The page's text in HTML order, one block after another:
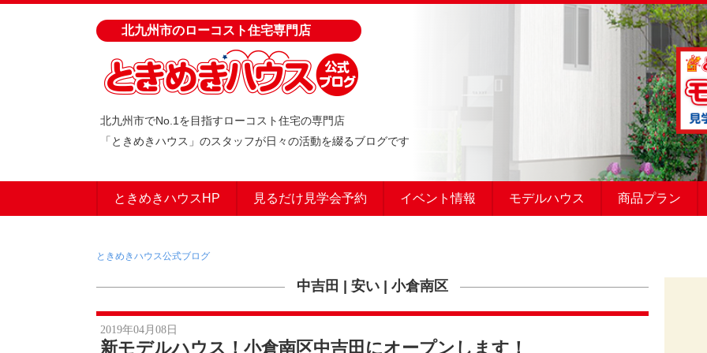
北九州市のローコスト住宅専門店
北九州市でNo.1を目指すローコスト住宅の専門店
「ときめきハウス」のスタッフが日々の活動を綴るブログです
ときめきハウスHP 見るだけ見学会予約 イベント情報 モデルハウス 商品プラン
ときめきハウス公式ブログ
中吉田 安い 小倉南区
2019年04月08日
新モデルハウス！小倉南区中吉田にオープンします！